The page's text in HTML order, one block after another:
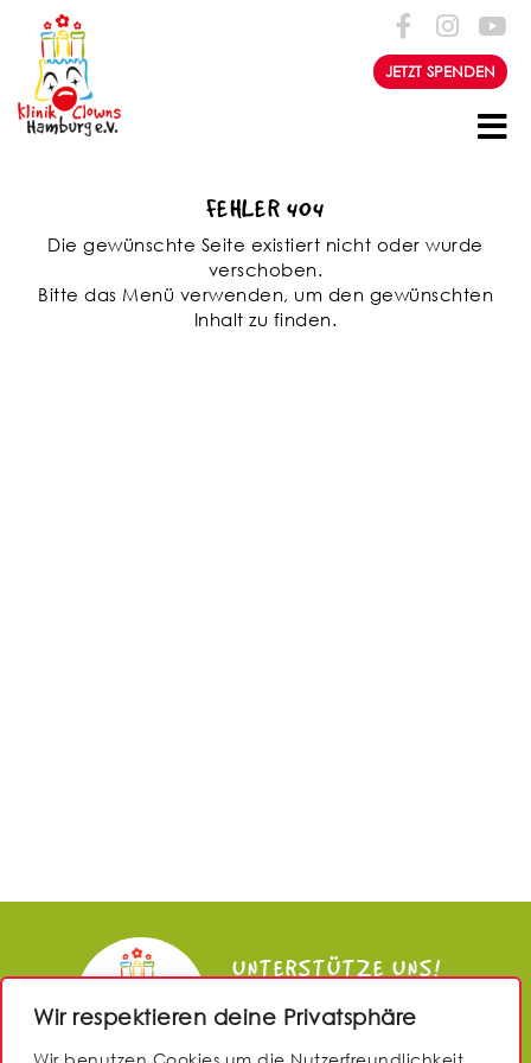
Wir respektieren deine Privatsphäre
Zum Inhalt springen
JETZT SPENDEN
FEHLER 404
Die gewünschte Seite existiert nicht oder wurde
verschoben.
Bitte das Menü verwenden, um den gewünschten
Inhalt zu finden.
UNTERSTÜTZE UNS!
JETZT SPENDEN